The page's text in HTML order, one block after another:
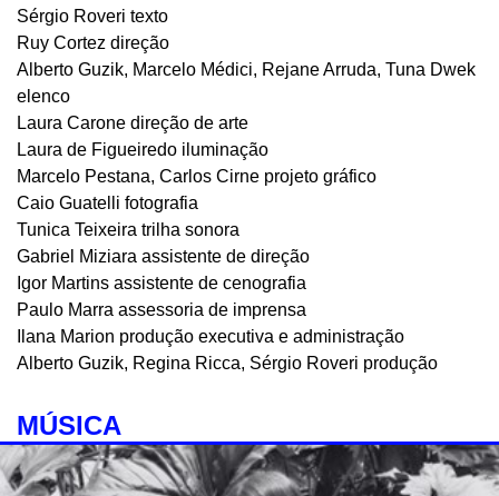
Sérgio Roveri texto
Ruy Cortez direção
Alberto Guzik, Marcelo Médici, Rejane Arruda, Tuna Dwek
elenco
Laura Carone direção de arte
Laura de Figueiredo iluminação
Marcelo Pestana, Carlos Cirne projeto gráfico
Caio Guatelli fotografia
Tunica Teixeira trilha sonora
Gabriel Miziara assistente de direção
Igor Martins assistente de cenografia
Paulo Marra assessoria de imprensa
Ilana Marion produção executiva e administração
Alberto Guzik, Regina Ricca, Sérgio Roveri produção
MÚSICA